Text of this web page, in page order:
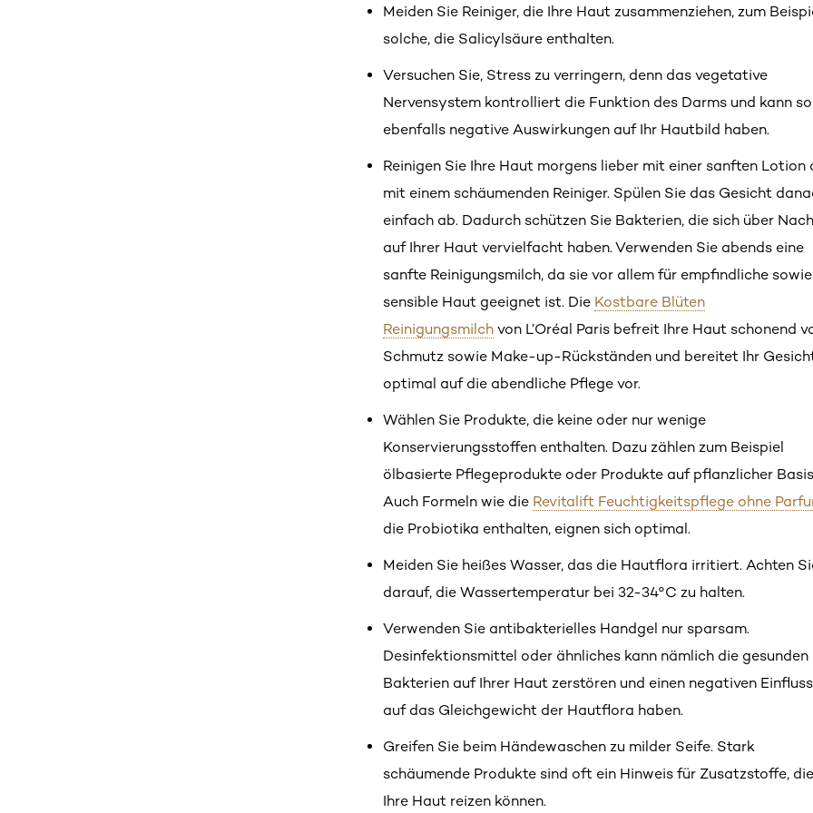
Meiden Sie Reiniger, die Ihre Haut zusammenziehen, zum
solche, die Salicylsäure enthalten.
Versuchen Sie, Stress zu verringern, denn das vegetative
Nervensystem kontrolliert die Funktion des Darms und kann
ebenfalls negative Auswirkungen auf Ihr Hautbild haben.
Reinigen Sie Ihre Haut morgens lieber mit einer sanften Lotion
mit einem schäumenden Reiniger. Spülen Sie das Gesicht
einfach ab. Dadurch schützen Sie Bakterien, die sich über
auf Ihrer Haut vervielfacht haben. Verwenden Sie abends eine
sanfte Reinigungsmilch, da sie vor allem für empfindliche sowie
sensible Haut geeignet ist. Die Kostbare Blüten
Reinigungsmilch von L’Oréal Paris befreit Ihre Haut schonend
Schmutz sowie Make-up-Rückständen und bereitet Ihr
optimal auf die abendliche Pflege vor.
Wählen Sie Produkte, die keine oder nur wenige
Konservierungsstoffen enthalten. Dazu zählen zum Beispiel
ölbasierte Pflegeprodukte oder Produkte auf pflanzlicher
Auch Formeln wie die Revitalift Feuchtigkeitspflege ohne
die Probiotika enthalten, eignen sich optimal.
Meiden Sie heißes Wasser, das die Hautflora irritiert. Achten
darauf, die Wassertemperatur bei 32-34°C zu halten.
Verwenden Sie antibakterielles Handgel nur sparsam.
Desinfektionsmittel oder ähnliches kann nämlich die gesunden
Bakterien auf Ihrer Haut zerstören und einen negativen Einfluss
auf das Gleichgewicht der Hautflora haben.
Greifen Sie beim Händewaschen zu milder Seife. Stark
schäumende Produkte sind oft ein Hinweis für Zusatzstoffe, die
Ihre Haut reizen können.